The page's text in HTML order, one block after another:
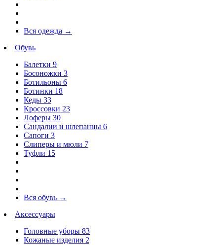
Вся одежда →
Обувь
Балетки 9
Босоножки 3
Ботильоны 6
Ботинки 18
Кеды 33
Кроссовки 23
Лоферы 30
Сандалии и шлепанцы 6
Сапоги 3
Слиперы и мюли 7
Туфли 15
Вся обувь →
Аксессуары
Головные уборы 83
Кожаные изделия 2